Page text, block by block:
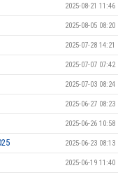
2025-08-21 11:46
2025-08-05 08:20
2025-07-28 14:21
2025-07-07 07:42
2025-07-03 08:24
2025-06-27 08:23
2025-06-26 10:58
2025-06-23 08:13
2025-06-19 11:40